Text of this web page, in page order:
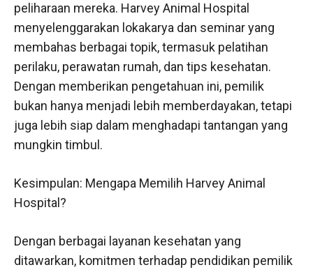
peliharaan mereka. Harvey Animal Hospital
menyelenggarakan lokakarya dan seminar yang
membahas berbagai topik, termasuk pelatihan
perilaku, perawatan rumah, dan tips kesehatan.
Dengan memberikan pengetahuan ini, pemilik
bukan hanya menjadi lebih memberdayakan, tetapi
juga lebih siap dalam menghadapi tantangan yang
mungkin timbul.
Kesimpulan: Mengapa Memilih Harvey Animal
Hospital?
Dengan berbagai layanan kesehatan yang
ditawarkan, komitmen terhadap pendidikan pemilik